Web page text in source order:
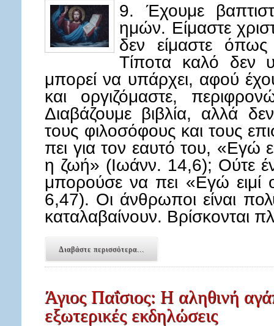
9. Έχουμε
ημών. Είμαστε
δεν είμαστε
Τίποτα καλό δεν
μπορεί να υπάρχει, αφού
και οργιζόμαστε,
Διαβάζουμε βιβλία, αλλά
τους φιλοσόφους και τους
πει για τον εαυτό του, «Εγώ
η ζωή» (Ιωάνν. 14,6); Ούτε
μπορούσε να πει «Εγώ
6,47). Οι άνθρωποι είναι
καταλαβαίνουν. Βρίσκονται
Διαβάστε περισσότερα...
Άγιος Παΐσιος: Η αληθινή
εξωτερικές εκδηλώσεις